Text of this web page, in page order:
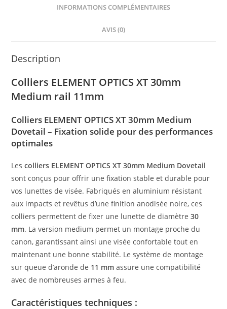
INFORMATIONS COMPLÉMENTAIRES
AVIS (0)
Description
Colliers ELEMENT OPTICS XT 30mm
Medium rail 11mm
Colliers ELEMENT OPTICS XT 30mm Medium
Dovetail – Fixation solide pour des performances
optimales
Lescolliers ELEMENT OPTICS XT 30mm Medium Dovetail
sont conçus pour offrir une fixation stable et durable pour
vos lunettes de visée. Fabriqués en aluminium résistant
aux impacts et revêtus d’une finition anodisée noire, ces
colliers permettent de fixer une lunette de diamètre30
mm. La version medium permet un montage proche du
canon, garantissant ainsi une visée confortable tout en
maintenant une bonne stabilité. Le système de montage
sur queue d’aronde de 11 mm assure une compatibilité
avec de nombreuses armes à feu.
Caractéristiques techniques :